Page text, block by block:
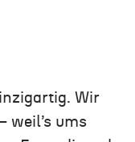
Wir
weil’s ums